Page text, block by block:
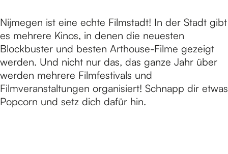
e
z
u
Nijmegen ist eine echte Filmstadt! In der Stadt gibt
es mehrere Kinos, in denen die neuesten
Blockbuster und besten Arthouse-Filme gezeigt
werden. Und nicht nur das, das ganze Jahr über
werden mehrere Filmfestivals und
Filmveranstaltungen organisiert! Schnapp dir etwas
Popcorn und setz dich dafür hin.